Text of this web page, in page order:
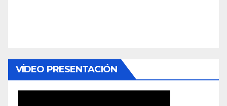
VÍDEO PRESENTACIÓN